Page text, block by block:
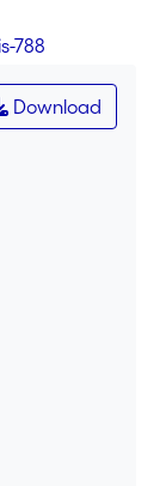
788
Download